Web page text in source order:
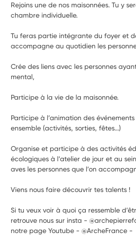
Rejoins une de nos maisonnées. Tu y
chambre individuelle.
Tu feras partie intégrante du foyer et
accompagne au quotidien les
Crée des liens avec les personnes
mental,
Participe à la vie de la maisonnée.
Participe à l’animation des
ensemble (activités, sorties, fêtes...)
Organise et participe à des activités
écologiques à l’atelier de jour et au
aves les personnes que l’on
Viens nous faire découvrir tes talents !
Si tu veux voir à quoi ça ressemble
retrouve nous sur insta -
notre page Youtube - @ArcheFrance -